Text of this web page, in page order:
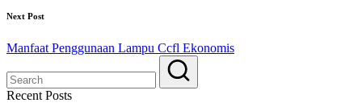
Next Post
Manfaat Penggunaan Lampu Ccfl Ekonomis
Recent Posts